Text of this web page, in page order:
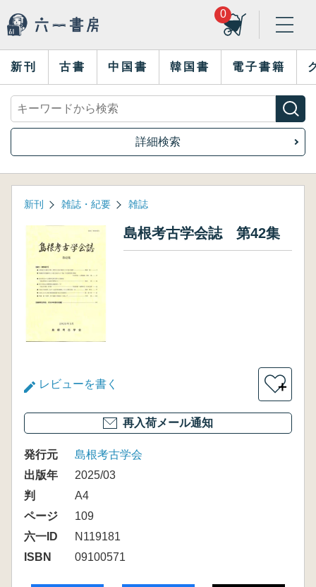
0
新刊 古書 中国書 韓国書 電子書籍
詳細検索
新刊 雑誌・紀要 雑誌
島根考古学会誌 第42集
レビューを書く ＋
再入荷メール通知
発行元
島根考古学会
出版年
2025/03
判
A4
ページ
109
六一ID
N119181
ISBN
09100571